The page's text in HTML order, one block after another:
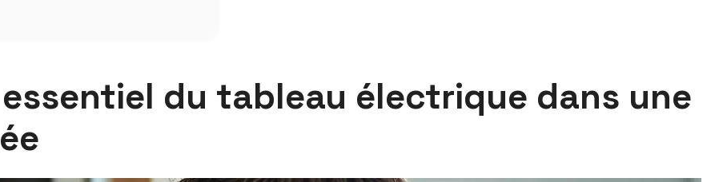
du tableau électrique dans une